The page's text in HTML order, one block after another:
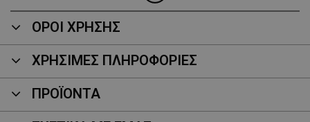
ΟΡΟΙ ΧΡΗΣΗΣ
ΧΡΗΣΙΜΕΣ ΠΛΗΡΟΦΟΡΙΕΣ
ΠΡΟΪΌΝΤΑ